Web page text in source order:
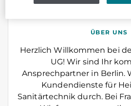
ÜBER UNS
Herzlich Willkommen bei
UG! Wir sind Ihr
Ansprechpartner in Berlin.
Kundendienste für
Sanitärtechnik durch. Bei